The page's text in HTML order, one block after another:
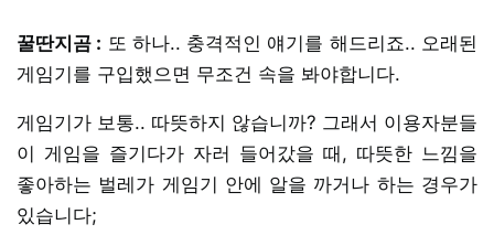
꿀딴지곰 : 또 하나.. 충격적인 얘기를 해드리죠.. 오래된
게임기를 구입했으면 무조건 속을 봐야합니다.
게임기가 보통.. 따뜻하지 않습니까? 그래서 이용자분들
이 게임을 즐기다가 자러 들어갔을 때, 따뜻한 느낌을
좋아하는 벌레가 게임기 안에 알을 까거나 하는 경우가
있습니다;